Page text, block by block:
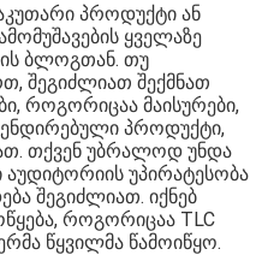
პროდუქტი ან
ყველაზე
ბლოგთან. თუ
შეგიძლიათ შექმნათ
როგორიცაა მაისურები,
პროდუქტი,
თქვენ უბრალოდ უნდა
უპირატესობა
შეგიძლიათ. იქნებ
როგორიცაა TLC
წყვილმა წამოიწყო.